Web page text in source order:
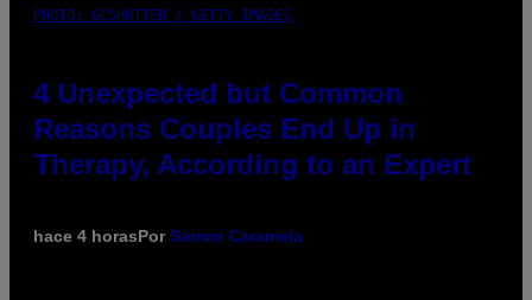
PHOTO: GCSHUTTER / GETTY IMAGES
4 Unexpected but Common
Reasons Couples End Up in
Therapy, According to an Expert
hace 4 horasPorSammi Caramela